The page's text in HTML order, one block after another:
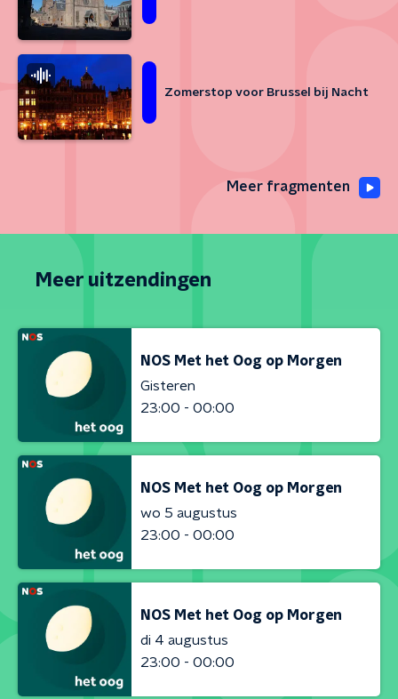
Zomerstop voor Brussel bij Nacht
Meer fragmenten
Meer uitzendingen
NOS Met het Oog op Morgen
Gisteren
23:00 - 00:00
NOS Met het Oog op Morgen
wo 5 augustus
23:00 - 00:00
NOS Met het Oog op Morgen
di 4 augustus
23:00 - 00:00